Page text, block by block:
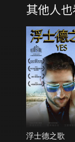
其他人
浮士德之歌